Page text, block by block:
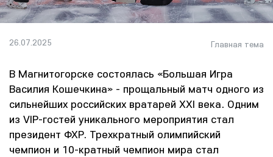
26.07.2025 Главная тема
В Магнитогорске состоялась «Большая Игра
Василия Кошечкина» - прощальный матч одного из
сильнейших российских вратарей XXI века. Одним
из VIP-гостей уникального мероприятия стал
президент ФХР. Трехкратный олимпийский
чемпион и 10-кратный чемпион мира стал